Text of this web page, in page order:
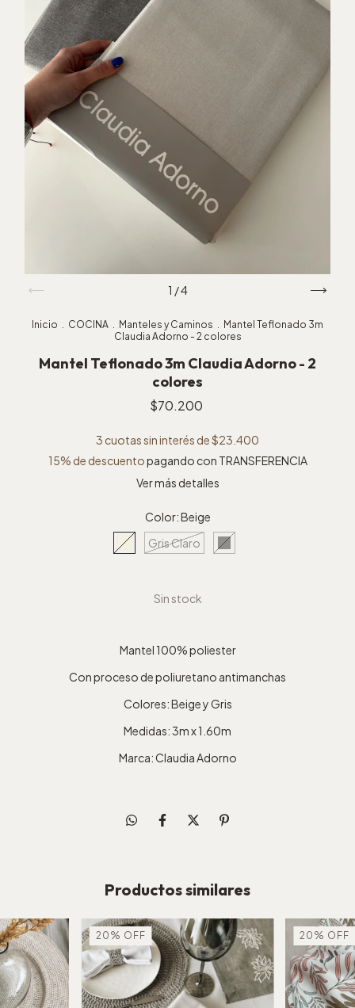
1 /4
Inicio . COCINA . Manteles y Caminos . Mantel Teflonado 3m
Claudia Adorno - 2 colores
Mantel Teflonado 3m Claudia Adorno - 2
colores
$70.200
3 cuotas sin interés de$23.400
15% de descuentopagando con TRANSFERENCIA
Ver más detalles
Color:Beige
Gris Claro
Mantel 100% poliester
Con proceso de poliuretano antimanchas
Colores: Beige y Gris
Medidas: 3m x 1.60m
Marca: Claudia Adorno
Productos similares
20 % OFF 20 % OFF